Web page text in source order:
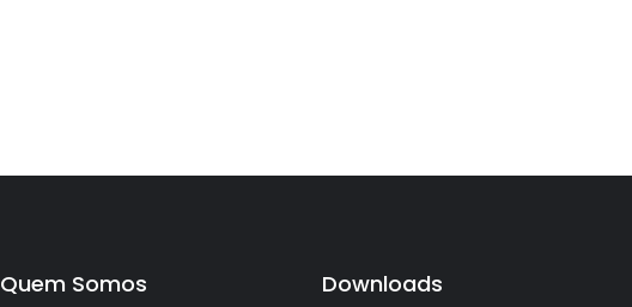
Quem Somos Downloads